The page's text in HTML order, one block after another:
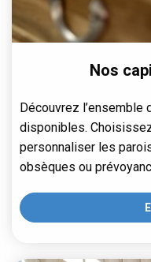
Nos
Découvrez
disponibles.
personnaliser les
obsèques ou